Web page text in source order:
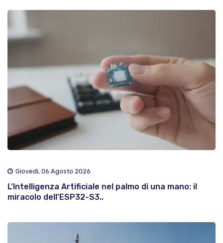
Giovedì, 06 Agosto 2026
L'Intelligenza Artificiale nel palmo di una mano: il
miracolo dell'ESP32-S3..